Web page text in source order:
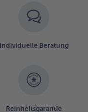
Individuelle Beratung
Reinheitsgarantie